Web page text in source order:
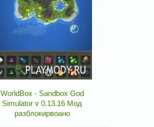
WorldBox - Sandbox God
Simulator v 0.13.16 Мод
разблокирвоано